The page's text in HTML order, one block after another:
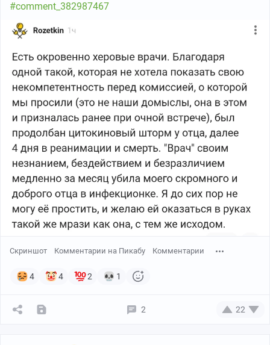
#comment_382987467
Скриншот Комментарии на Пикабу Комментарии
4 4 2 1
2 22